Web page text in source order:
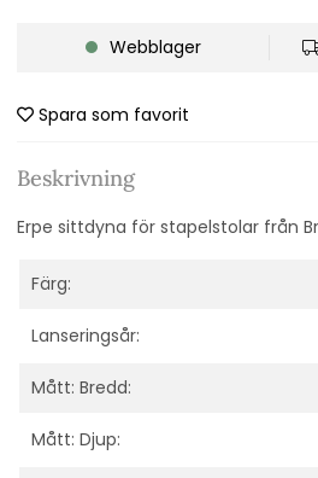
Webblager
Spara som favorit
Beskrivning
Erpe sittdyna för stapelstolar från
Färg:
Lanseringsår:
Mått: Bredd:
Mått: Djup: